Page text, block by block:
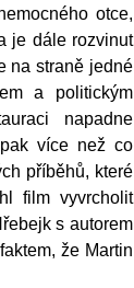
otce,
je dále rozvinut
na straně jedné
a politickým
napadne
více než co
příběhů, které
film vyvrcholit
s autorem
že Martin